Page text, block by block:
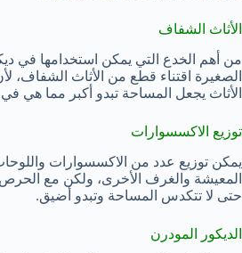
الأثاث الشفاف
من أهم الخدع التي يمكن استخدامها في
الصغيرة اقتناء قطع من الأثاث الشفاف،
الأثاث يجعل المساحة تبدو أكبر مما هي في
توزيع الاكسسوارات
يمكن توزيع عدد من الاكسسوارات
المعيشة والغرف الأخرى، ولكن مع
حتى لا تتكدس المساحة وتبدو أضيق.
الديكور المودرن